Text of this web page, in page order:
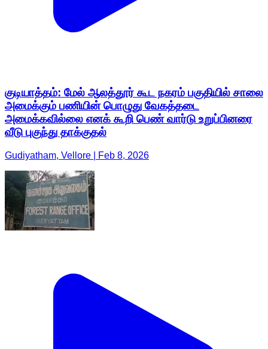
குடியாத்தம்: மேல் ஆலத்தூர் கூட நகரம் பகுதியில் சாலை
அமைக்கும் பணியின் பொழுது வேகத்தடை
அமைக்கவில்லை எனக் கூறி பெண் வார்டு உறுப்பினரை
வீடு புகுந்து தாக்குதல்
Gudiyatham, Vellore | Feb 8, 2026